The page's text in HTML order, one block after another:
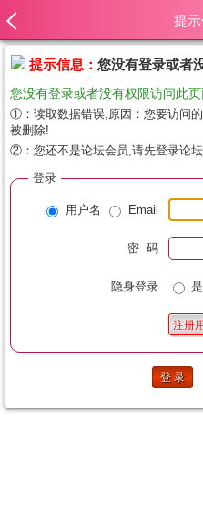
提
提示信息： 您没有登录或者
您没有登录或者没有权限访问此
①：读取数据错误,原因：您要访问
被删除!
②：您还不是论坛会员,请先登录论坛
登录
用户名 Email
密 码
隐身登录 是